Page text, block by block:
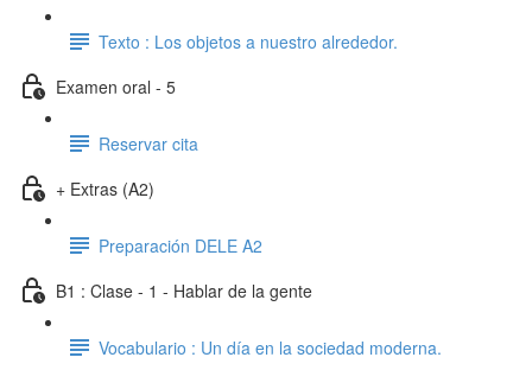
Texto : Los objetos a nuestro alrededor.
Examen oral - 5
Reservar cita
+ Extras (A2)
Preparación DELE A2
B1 : Clase - 1 - Hablar de la gente
Vocabulario : Un día en la sociedad moderna.